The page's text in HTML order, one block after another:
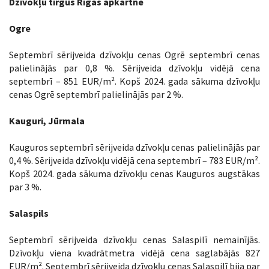
Ogre
Septembrī sērijveida dzīvokļu cenas Ogrē septembrī cenas
palielinājās par 0,8 %. Sērijveida dzīvokļu vidējā cena
septembrī – 851 EUR/m². Kopš 2024. gada sākuma dzīvokļu
cenas Ogrē septembrī palielinājās par 2 %.
Kauguri, Jūrmala
Kauguros septembrī sērijveida dzīvokļu cenas palielinājās par
0,4 %. Sērijveida dzīvokļu vidējā cena septembrī – 783 EUR/m².
Kopš 2024. gada sākuma dzīvokļu cenas Kauguros augstākas
par 3 %.
Salaspils
Septembrī sērijveida dzīvokļu cenas Salaspilī nemainījās.
Dzīvokļu viena kvadrātmetra vidējā cena saglabājās 827
EUR/m². Septembrī sērijveida dzīvokļu cenas Salaspilī bija par